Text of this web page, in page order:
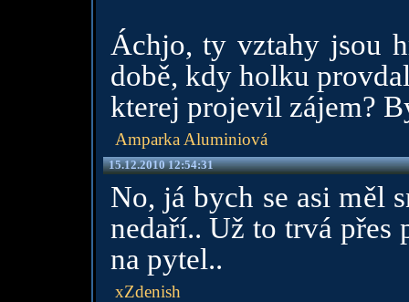
Áchjo, ty vztahy jsou
době, kdy holku
kterej projevil zájem?
Amparka Aluminiová
15.12.2010 12:54:31
No, já bych se asi měl
nedaří.. Už to trvá přes
na pytel..
xZdenish